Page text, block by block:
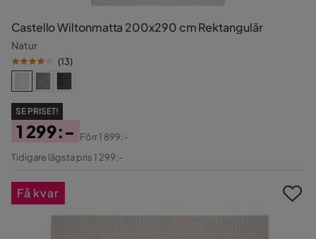
Castello Wiltonmatta 200x290 cm Rektangulär
Natur
(13)
SE PRISET!
Pris
1 299:-
Original
Förr1 899:-
Tidigare lägsta pris 1 299:-
Få kvar